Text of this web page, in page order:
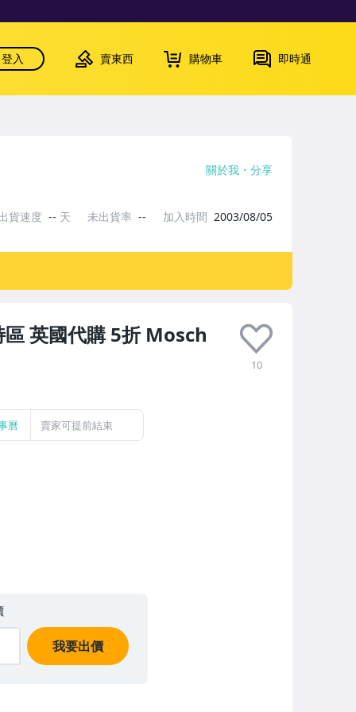
登入 賣東西 購物車 即時通
英國代購 5折 Mosch
10
曆 賣家可提前結束
我要出價
關於我 分享
貨速度 -- 天 未出貨率 -- 加入時間 2003/08/05